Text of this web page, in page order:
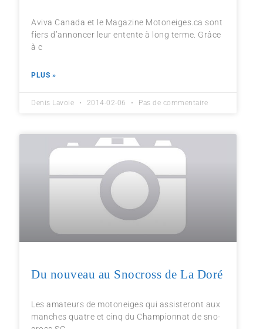
Aviva Canada et le Magazine Motoneiges.ca sont
fiers d’annoncer leur entente à long terme. Grâce
à c
PLUS »
Denis Lavoie 2014-02-06 Pas de commentaire
Du nouveau au Snocross de La Doré
Les amateurs de motoneiges qui assisteront aux
manches quatre et cinq du Championnat de sno-